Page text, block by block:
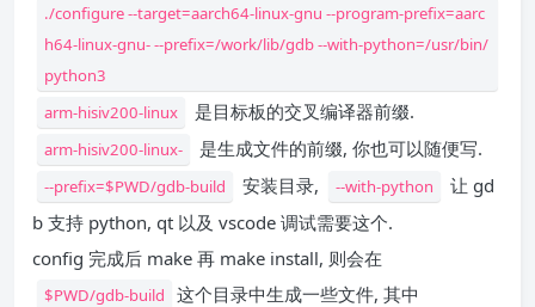
./configure --target=aarch64-linux-gnu --program-prefix=aarc
h64-linux-gnu- --prefix=/work/lib/gdb --with-python=/usr/bin/
python3
arm-hisiv200-linux
是目标板的交叉编译器前缀.
arm-hisiv200-linux- 是生成文件的前缀, 你也可以随便写.
--prefix=$PWD/gdb-build 安装目录, --with-python
让 gd
b 支持 python, qt 以及 vscode 调试需要这个.
config 完成后 make 再 make install, 则会在
$PWD/gdb-build 这个目录中生成一些文件, 其中